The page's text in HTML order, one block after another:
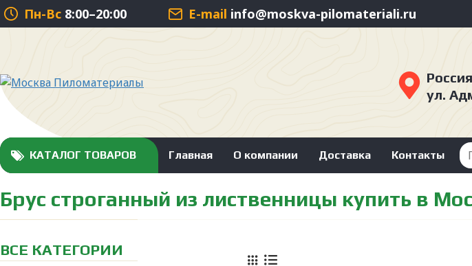
Пн-Вс 8:00–20:00 E-mail info@moskva-pilomateriali.ru
ул.
КАТАЛОГ ТОВАРОВ Главная О компании Доставка Контакты
Брус строганный из лиственницы купить в
ВСЕ КАТЕГОРИИ